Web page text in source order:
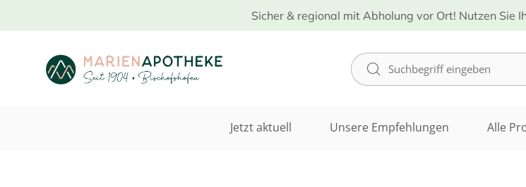
Sicher & regional mit Abholung vor Ort! Nutzen Sie
Jetzt aktuell Unsere Empfehlungen Alle